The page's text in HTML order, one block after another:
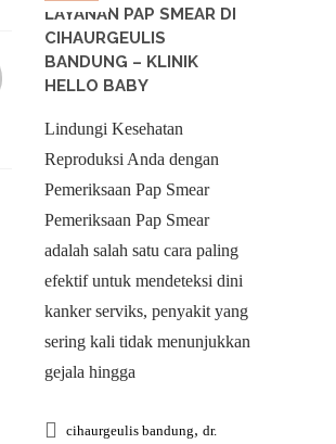
LAYANAN PAP SMEAR DI
CIHAURGEULIS
BANDUNG – KLINIK
HELLO BABY
Lindungi Kesehatan
Reproduksi Anda dengan
Pemeriksaan Pap Smear
Pemeriksaan Pap Smear
adalah salah satu cara paling
efektif untuk mendeteksi dini
kanker serviks, penyakit yang
sering kali tidak menunjukkan
gejala hingga
cihaurgeulis bandung, dr.